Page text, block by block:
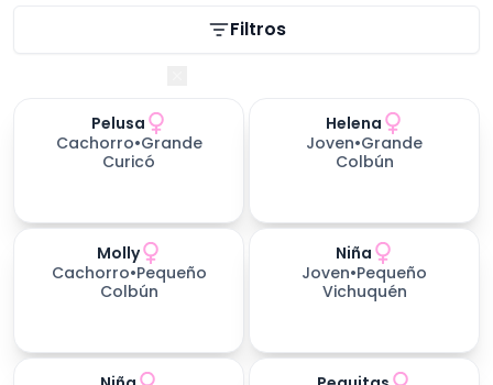
Filtros
días esperando
Pelusa
Cachorro•Grande
Curicó
Helena
Joven•Grande
Colbún
días esperando
Molly
Cachorro•Pequeño
Colbún
Niña
Joven•Pequeño
Vichuquén